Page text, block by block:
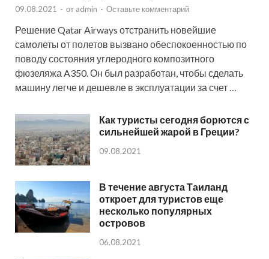
09.08.2021 - от admin - Оставьте комментарий
Решение Qatar Airways отстранить новейшие
самолеты от полетов вызвано обеспокоенностью по
поводу состояния углеродного композитного
фюзеляжа A350. Он был разработан, чтобы сделать
машину легче и дешевле в эксплуатации за счет …
Как туристы сегодня борются с
сильнейшей жарой в Греции?
09.08.2021
В течение августа Таиланд
откроет для туристов еще
несколько популярных
островов
06.08.2021